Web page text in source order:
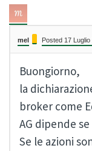
mel Posted 17 Luglio
Buongiorno,
la
broker come
AG dipende
Se le azioni